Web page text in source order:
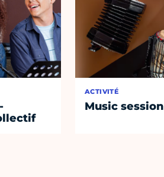
ACTIVITÉ
Music session